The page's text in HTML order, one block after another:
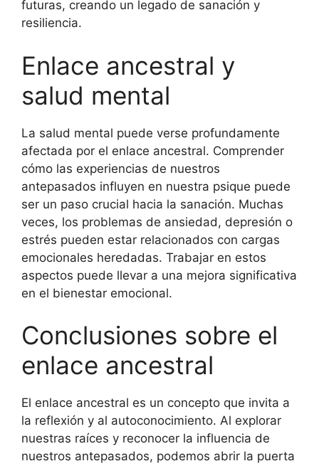
futuras, creando un legado de sanación y
resiliencia.
Enlace ancestral y
salud mental
La salud mental puede verse profundamente
afectada por el enlace ancestral. Comprender
cómo las experiencias de nuestros
antepasados influyen en nuestra psique puede
ser un paso crucial hacia la sanación. Muchas
veces, los problemas de ansiedad, depresión o
estrés pueden estar relacionados con cargas
emocionales heredadas. Trabajar en estos
aspectos puede llevar a una mejora significativa
en el bienestar emocional.
Conclusiones sobre el
enlace ancestral
El enlace ancestral es un concepto que invita a
la reflexión y al autoconocimiento. Al explorar
nuestras raíces y reconocer la influencia de
nuestros antepasados, podemos abrir la puerta